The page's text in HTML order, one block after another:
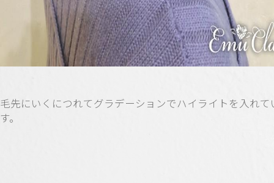
毛先にいくにつれてグラデーションでハイライトを入れて
す。